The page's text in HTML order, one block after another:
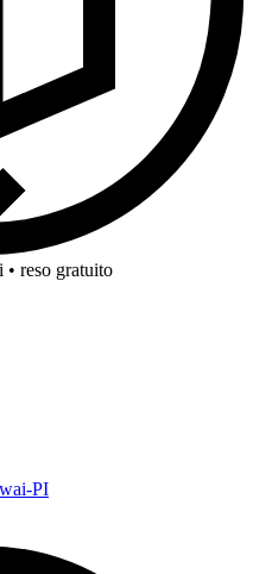
reso gratuito
PI